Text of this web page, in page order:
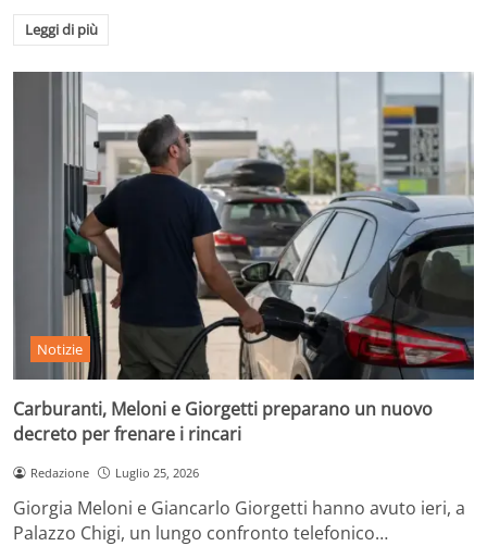
Leggi di più
Notizie
Carburanti, Meloni e Giorgetti preparano un nuovo
decreto per frenare i rincari
Redazione Luglio 25, 2026
Giorgia Meloni e Giancarlo Giorgetti hanno avuto ieri, a
Palazzo Chigi, un lungo confronto telefonico…